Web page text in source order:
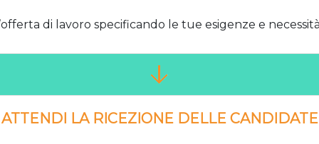
di lavoro specificando le tue esigenze e
ATTENDI LA RICEZIONE DELLE CANDIDATE